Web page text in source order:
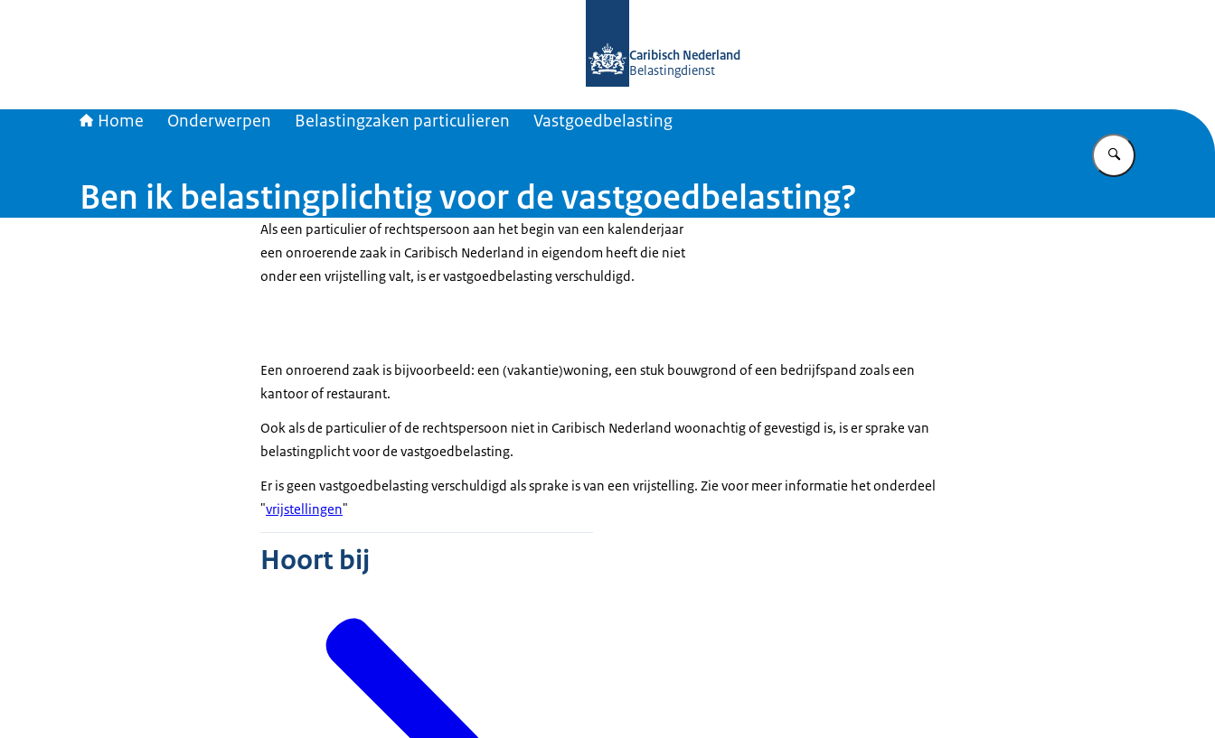
Caribisch Nederland
Belastingdienst
Home Onderwerpen Belastingzaken particulieren Vastgoedbelasting
Vul in wat u
Ben ik belastingplichtig voor de vastgoedbelasting?
Als een particulier of rechtspersoon aan het begin van een kalenderjaar
een onroerende zaak in Caribisch Nederland in eigendom heeft die niet
onder een vrijstelling valt, is er vastgoedbelasting verschuldigd.
Een onroerend zaak is bijvoorbeeld: een (vakantie)woning, een stuk bouwgrond of een bedrijfspand zoals een
kantoor of restaurant.
Ook als de particulier of de rechtspersoon niet in Caribisch Nederland woonachtig of gevestigd is, is er sprake van
belastingplicht voor de vastgoedbelasting.
Er is geen vastgoedbelasting verschuldigd als sprake is van een vrijstelling. Zie voor meer informatie het onderdeel
"vrijstellingen"
Hoort bij